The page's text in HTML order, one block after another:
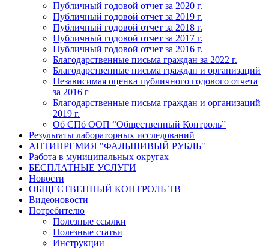
Публичный годовой отчет за 2020 г.
Публичный годовой отчет за 2019 г.
Публичный годовой отчет за 2018 г.
Публичный годовой отчет за 2017 г.
Публичный годовой отчет за 2016 г.
Благодарственные письма граждан за 2022 г.
Благодарственные письма граждан и организаций
Независимая оценка публичного годового отчета
за 2016 г
Благодарственные письма граждан и организаций
2019 г.
Об СПб ООП “Общественный Контроль”
Результаты лабораторных исследований
АНТИПРЕМИЯ "ФАЛЬШИВЫЙ РУБЛЬ"
Работа в муниципальных округах
БЕСПЛАТНЫЕ УСЛУГИ
Новости
ОБЩЕСТВЕННЫЙ КОНТРОЛЬ ТВ
Видеоновости
Потребителю
Полезные ссылки
Полезные статьи
Инструкции